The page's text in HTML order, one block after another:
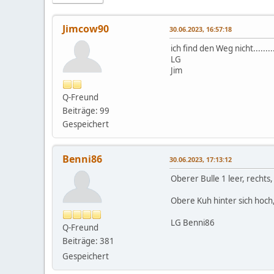
Jimcow90
Q-Freund
Beiträge: 99
Gespeichert
30.06.2023, 16:57:18
ich find den Weg
LG
Jim
Benni86
Q-Freund
Beiträge: 381
Gespeichert
30.06.2023, 17:13:12
Oberer Bulle 1 leer,
Obere Kuh hinter sich
LG Benni86